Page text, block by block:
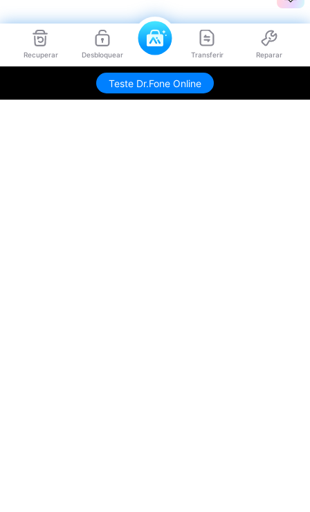
Recuperar Desbloquear Transferir Reparar
Teste Dr.Fone Online